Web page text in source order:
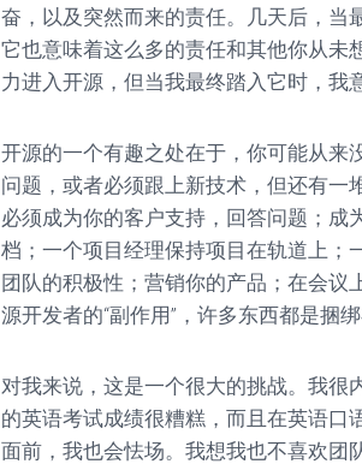
奋，以及突然而来的责任。几天后，当
它也意味着这么多的责任和其他你从未
力进入开源，但当我最终踏入它时，我
开源的一个有趣之处在于，你可能从来
问题，或者必须跟上新技术，但还有一
必须成为你的客户支持，回答问题；成
档；一个项目经理保持项目在轨道上；
团队的积极性；营销你的产品；在会
源开发者的“副作用”，许多东西都是捆
对我来说，这是一个很大的挑战。我很
的英语考试成绩很糟糕，而且在英语口
面前，我也会怯场。我想我也不喜欢